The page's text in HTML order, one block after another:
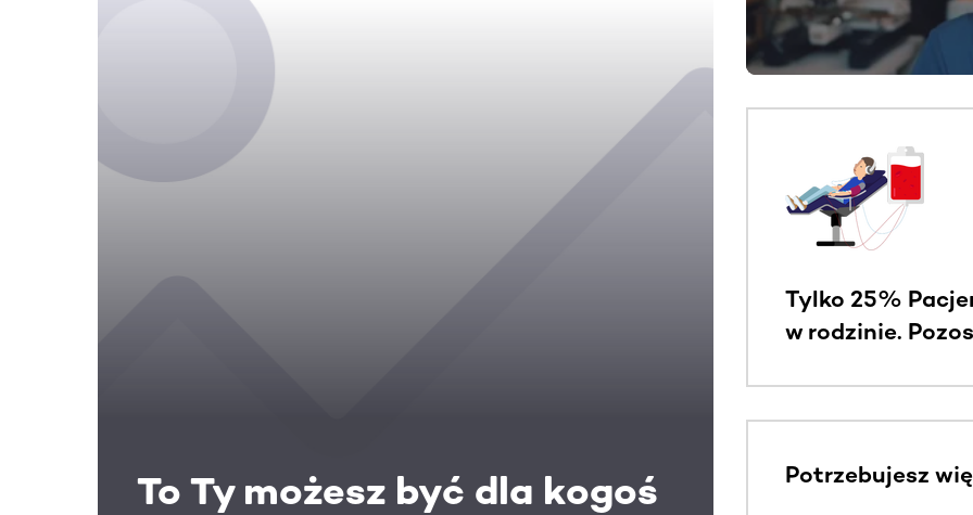
To Ty możesz być dla kogoś
Tylko 25%
w rodzinie.
Potrzebujesz